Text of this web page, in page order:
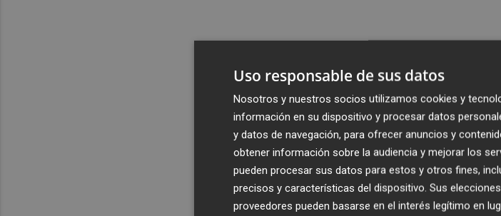
Uso responsable de sus datos
Nosotros y nuestros socios utilizamos cookies y
información en su dispositivo y procesar datos
y datos de navegación, para ofrecer anuncios y
obtener información sobre la audiencia y mejorar los
pueden procesar sus datos para estos y otros fines,
precisos y características del dispositivo. Sus
proveedores pueden basarse en el interés legítimo en